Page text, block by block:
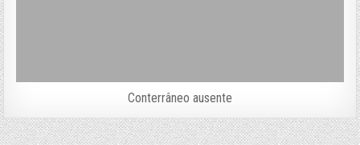
Conterrâneo ausente